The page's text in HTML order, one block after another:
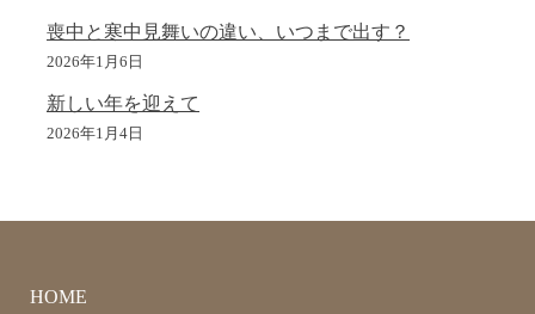
喪中と寒中見舞いの違い、いつまで出す？
2026年1月6日
新しい年を迎えて
2026年1月4日
HOME